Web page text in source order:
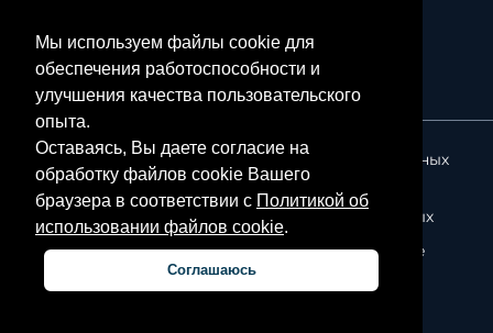
Мы используем файлы cookie для
обеспечения работоспособности и
улучшения качества пользовательского
опыта.
Оставаясь, Вы даете согласие на
обработку файлов cookie Вашего
браузера в соответствии с Политикой об
использовании файлов cookie.
Соглашаюсь
Политика в отношении обработки персональных
данных
Согласие на обработку персональных данных
Политика об использовании файлов cookie